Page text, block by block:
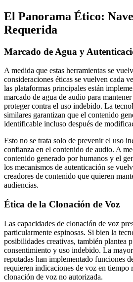
El Panorama Ético:
Requerida
Marcado de Agua y
A medida que estas herramientas se
consideraciones éticas se vuelven cada
las plataformas principales están
marcado de agua de audio para
proteger contra el uso indebido. La
similares garantizan que el contenido
identificable incluso después de
Esto no se trata solo de prevenir el uso
confianza en el contenido de audio. A
contenido generado por humanos y el
los mecanismos de autenticación se
creadores de contenido que quieren
audiencias.
Ética de la Clonación de Voz
Las capacidades de clonación de voz
particularmente espinosas. Si bien la
posibilidades creativas, también plantea
consentimiento y uso indebido. La
reputadas han implementado funciones
requieren indicaciones de voz en tiempo
clonación de voz no autorizada.